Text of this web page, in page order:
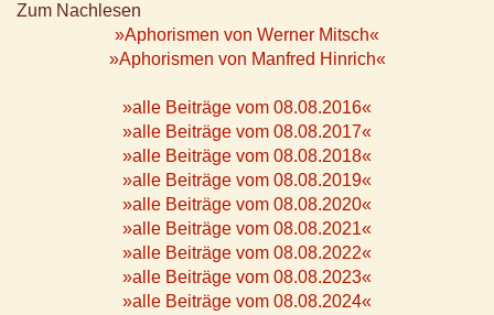
Zum Nachlesen
»Aphorismen von Werner Mitsch«
»Aphorismen von Manfred Hinrich«
»alle Beiträge vom 08.08.2016«
»alle Beiträge vom 08.08.2017«
»alle Beiträge vom 08.08.2018«
»alle Beiträge vom 08.08.2019«
»alle Beiträge vom 08.08.2020«
»alle Beiträge vom 08.08.2021«
»alle Beiträge vom 08.08.2022«
»alle Beiträge vom 08.08.2023«
»alle Beiträge vom 08.08.2024«